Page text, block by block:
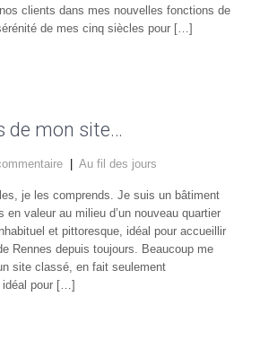
clients dans mes nouvelles fonctions de
de mes cinq siècles pour […]
de mon site…
Au fil des jours
je les comprends. Je suis un bâtiment
valeur au milieu d’un nouveau quartier
et pittoresque, idéal pour accueillir
Rennes depuis toujours. Beaucoup me
site classé, en fait seulement
pour […]